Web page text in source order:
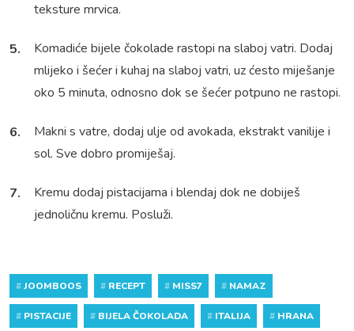
teksture mrvica.
Komadiće bijele čokolade rastopi na slaboj vatri. Dodaj
mlijeko i šećer i kuhaj na slaboj vatri, uz ćesto miješanje
oko 5 minuta, odnosno dok se šećer potpuno ne rastopi.
Makni s vatre, dodaj ulje od avokada, ekstrakt vanilije i
sol. Sve dobro promiješaj.
Kremu dodaj pistacijama i blendaj dok ne dobiješ
jednoličnu kremu. Posluži.
#JOOMBOOS # RECEPT # MISS7 # NAMAZ
# PISTACIJE # BIJELA ČOKOLADA # ITALIJA # HRANA